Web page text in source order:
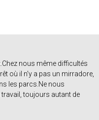
nous même difficultés
où il n'y a pas un mirradore,
les parcs.Ne nous
toujours autant de